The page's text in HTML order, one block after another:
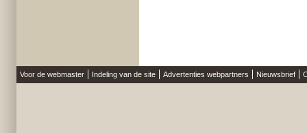
Voor de webmaster Indeling van de site Advertenties webpartners Nieuwsbrief